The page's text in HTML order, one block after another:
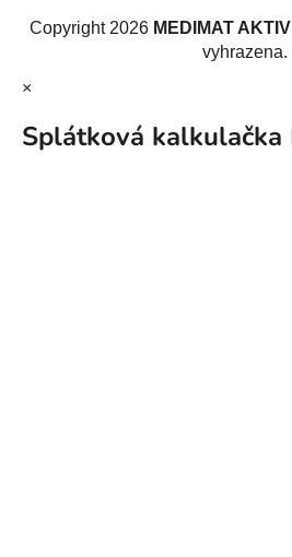
Copyright 2026 MEDIMAT
vyhrazena.
×
Splátková kalkulačka